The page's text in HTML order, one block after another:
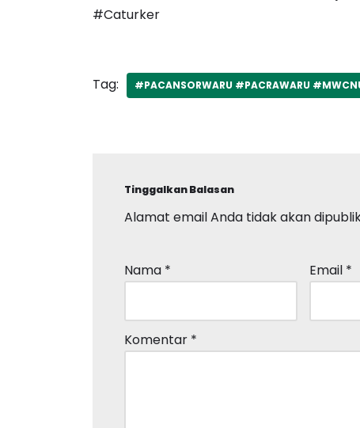
#Caturker
Tag: #PACANSORWARU #PACRAWARU
Tinggalkan Balasan
Alamat email Anda tidak akan
Nama * Email *
Komentar *